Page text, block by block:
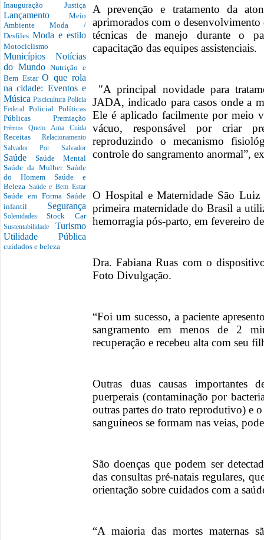
Inauguração Justiça
Lançamento Meio
AmbienteModa /
Desfiles Moda e estilo
Motociclismo
Municípios Notícias
do MundoNutrição e
Bem EstarO que rola
na cidade: Eventos e
Música Piscicultura Policia
Federal Policial Políticas
Públicas Premiação
PrêmiosQuem Ama Cuida
Receitas Relacionamento
Salvador Por Salvador
Saúde Saúde Mental
Saúde da Mulher Saúde
do Homem Saúde e
Beleza Saúde e Bem Estar
Saúde em Forma Saúde
infantil Segurança
SolenidadesStock Car
Sustentabilidade Turismo
Utilidade Pública
cuidados e beleza
A prevenção e tratamento da
aprimorados com o
técnicas de manejo durante o
capacitação das equipes assistenciais.
"A principal novidade para
JADA, indicado para casos onde a
Ele é aplicado facilmente por meio
vácuo, responsável por criar
reproduzindo o mecanismo
controle do sangramento anormal”,
O Hospital e Maternidade São
primeira maternidade do Brasil a
hemorragia pós-parto, em fevereiro
Dra. Fabiana Ruas com o
Foto Divulgação.
“Foi um sucesso, a paciente
sangramento em menos de 2
recuperação e recebeu alta com seu
Outras duas causas importantes
puerperais (contaminação por
outras partes do trato reprodutivo) e
sanguíneos se formam nas veias,
São doenças que podem ser
das consultas pré-natais regulares,
orientação sobre cuidados com a
“A maioria das mortes maternas